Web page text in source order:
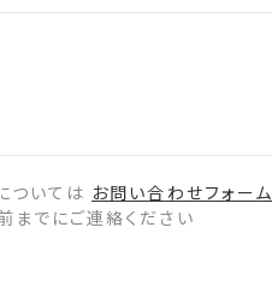
ついては お問い合わせフォーム
までにご連絡ください